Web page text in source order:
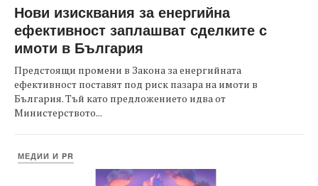
Нови изисквания за енергийна
ефективност заплашват сделките с
имоти в България
Предстоящи промени в Закона за енергийната
ефективност поставят под риск пазара на имоти в
България. Тъй като предложението идва от
Министерството...
МЕДИИ И PR